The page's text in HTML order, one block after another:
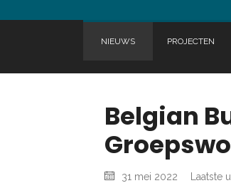
NIEUWS PROJECTEN
Belgian
31 mei 2022 Laatste